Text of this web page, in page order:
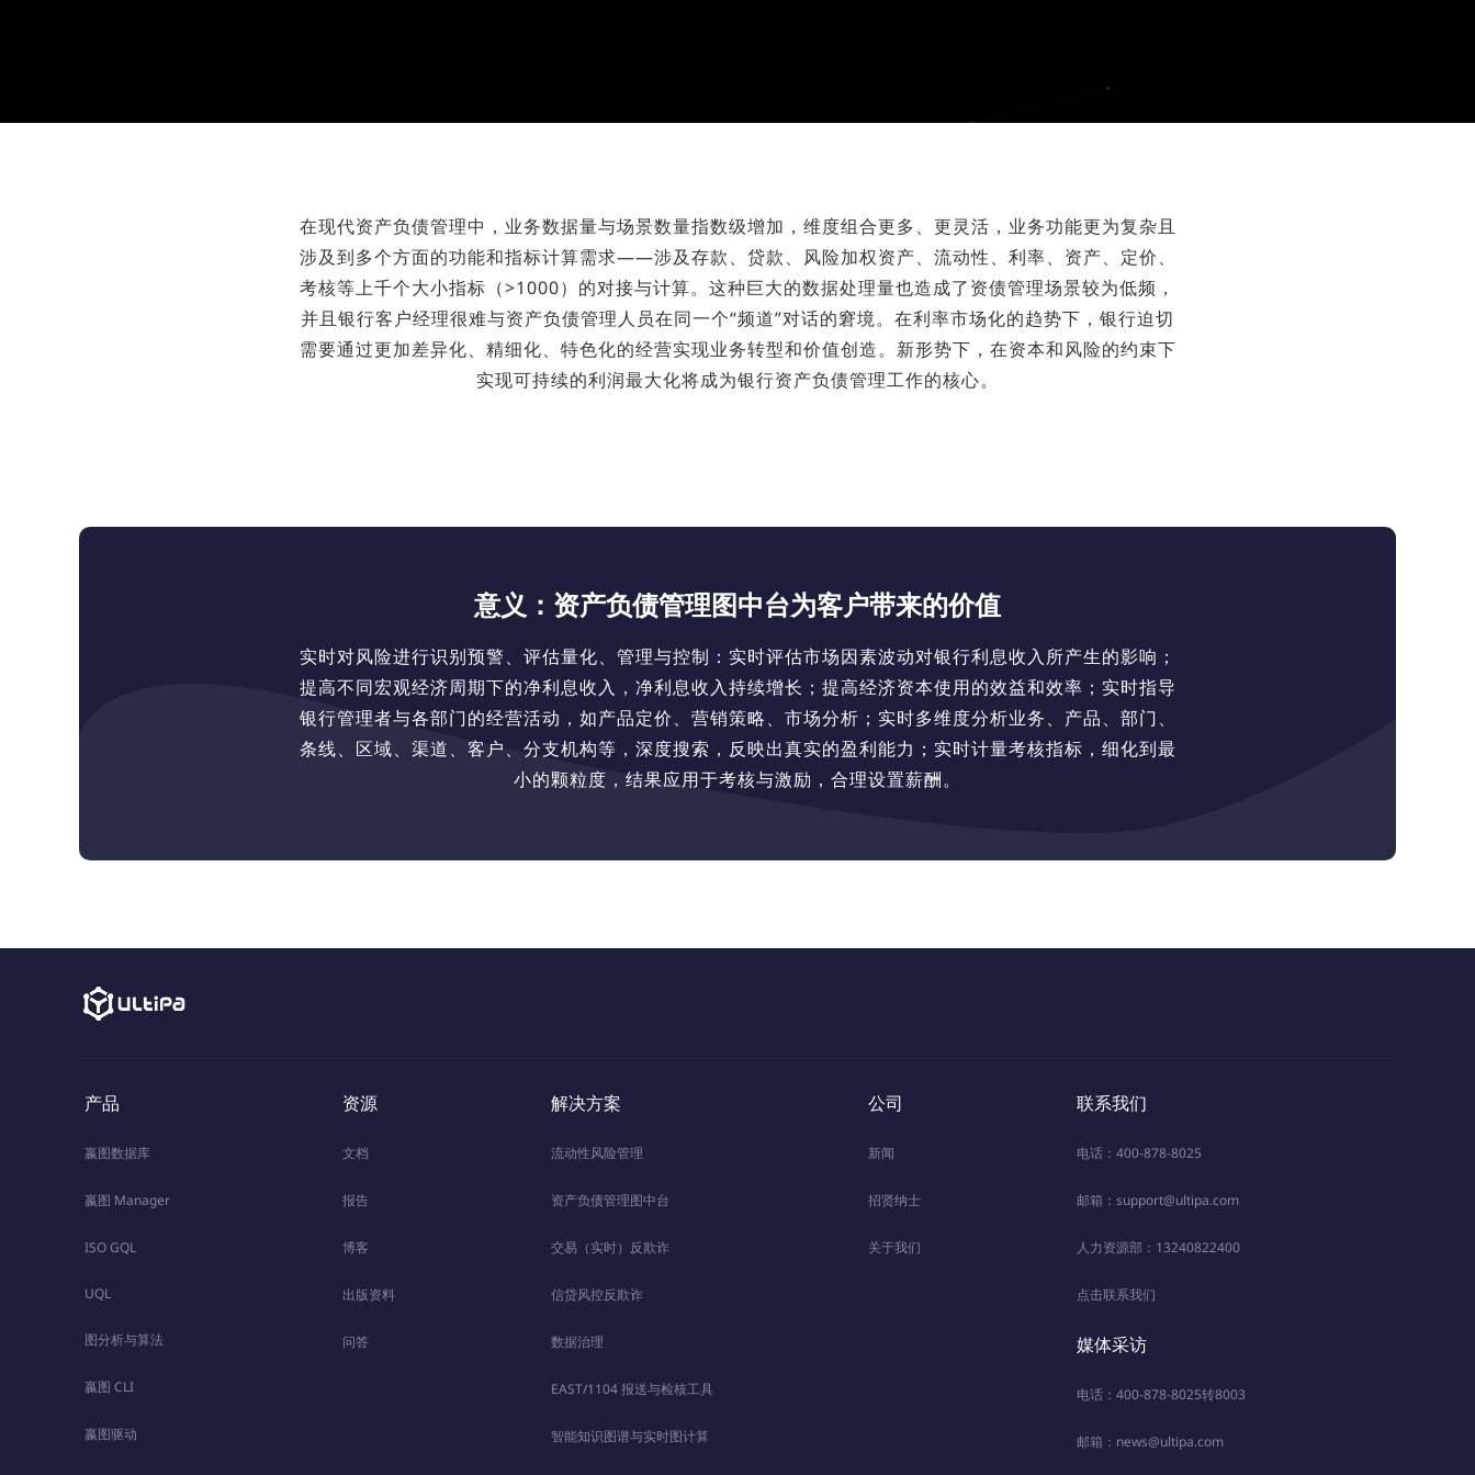
在现代资产负债管理中，业务数据量与场景数量指数级增加，维度组合更多、更灵活，业务功能更为复杂且
涉及到多个方面的功能和指标计算需求——涉及存款、贷款、风险加权资产、流动性、利率、资产、定价、
考核等上千个大小指标（>1000）的对接与计算。这种巨大的数据处理量也造成了资债管理场景较为低频，
并且银行客户经理很难与资产负债管理人员在同一个“频道”对话的窘境。在利率市场化的趋势下，银行迫切
需要通过更加差异化、精细化、特色化的经营实现业务转型和价值创造。新形势下，在资本和风险的约束下
实现可持续的利润最大化将成为银行资产负债管理工作的核心。
意义：资产负债管理图中台为客户带来的价值
实时对风险进行识别预警、评估量化、管理与控制：实时评估市场因素波动对银行利息收入所产生的影响；
提高不同宏观经济周期下的净利息收入，净利息收入持续增长；提高经济资本使用的效益和效率；实时指导
银行管理者与各部门的经营活动，如产品定价、营销策略、市场分析；实时多维度分析业务、产品、部门、
条线、区域、渠道、客户、分支机构等，深度搜索，反映出真实的盈利能力；实时计量考核指标，细化到最
小的颗粒度，结果应用于考核与激励，合理设置薪酬。
产品
嬴图数据库
嬴图 Manager
ISO GQL
UQL
图分析与算法
嬴图 CLI
嬴图驱动
资源
文档
报告
博客
出版资料
问答
解决方案
流动性风险管理
资产负债管理图中台
交易（实时）反欺诈
信贷风控反欺诈
数据治理
EAST/1104 报送与检核工具
智能知识图谱与实时图计算
公司
新闻
招贤纳士
关于我们
联系我们
电话：400-878-8025
邮箱：support@ultipa.com
人力资源部：13240822400
点击联系我们
媒体采访
电话：400-878-8025转8003
邮箱：news@ultipa.com